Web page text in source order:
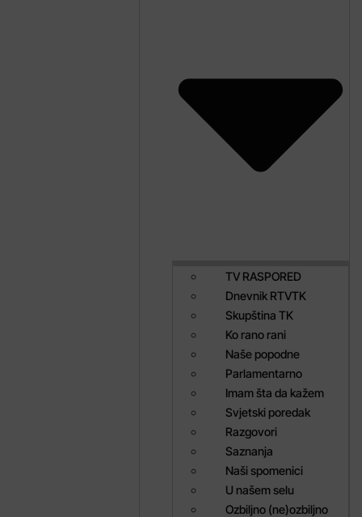
TV RASPORED
Dnevnik RTVTK
Skupština TK
Ko rano rani
Naše popodne
Parlamentarno
Imam šta da kažem
Svjetski poredak
Razgovori
Saznanja
Naši spomenici
U našem selu
Ozbiljno (ne)ozbiljno